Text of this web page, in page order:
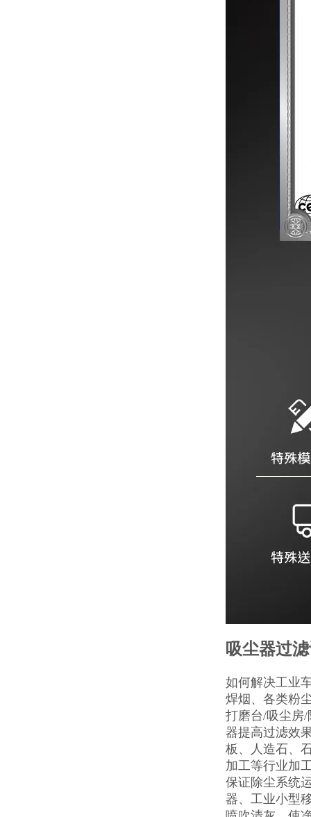
吸尘器过
如何解决工业
焊烟、各类粉
打磨台/吸尘房
器提高过滤效
板、人造石、
加工等行业加
保证除尘系统
器、工业小型